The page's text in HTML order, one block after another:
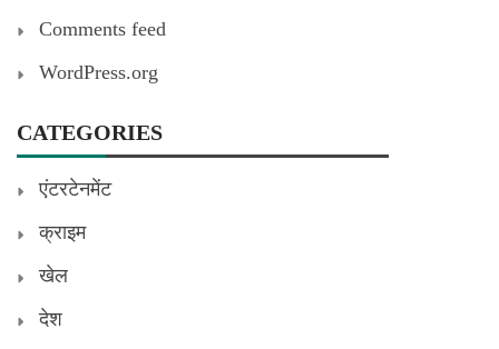
Comments feed
WordPress.org
CATEGORIES
एंटरटेनमेंट
क्राइम
खेल
देश